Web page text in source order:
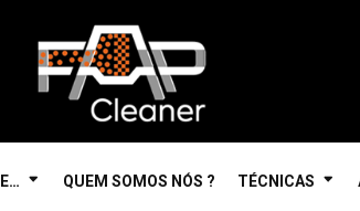
QUEM SOMOS NÓS ? TÉCNICAS